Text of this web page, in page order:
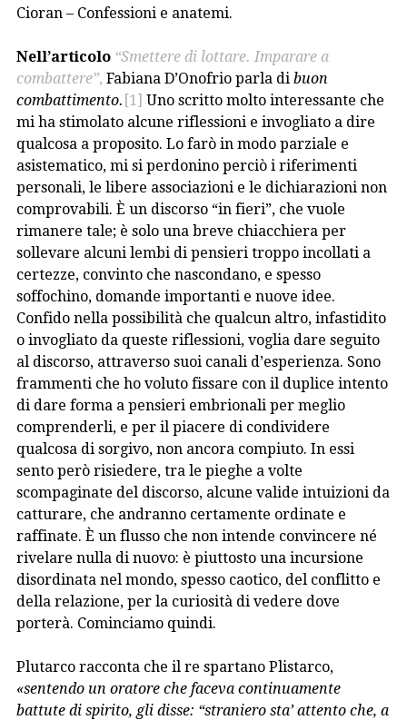
Cioran – Confessioni e anatemi.
Nell’articolo “Smettere di lottare. Imparare a
combattere”, Fabiana D’Onofrio parla di buon
combattimento. [1] Uno scritto molto interessante che
mi ha stimolato alcune riflessioni e invogliato a dire
qualcosa a proposito. Lo farò in modo parziale e
asistematico, mi si perdonino perciò i riferimenti
personali, le libere associazioni e le dichiarazioni non
comprovabili. È un discorso “in fieri”, che vuole
rimanere tale; è solo una breve chiacchiera per
sollevare alcuni lembi di pensieri troppo incollati a
certezze, convinto che nascondano, e spesso
soffochino, domande importanti e nuove idee.
Confido nella possibilità che qualcun altro, infastidito
o invogliato da queste riflessioni, voglia dare seguito
al discorso, attraverso suoi canali d’esperienza. Sono
frammenti che ho voluto fissare con il duplice intento
di dare forma a pensieri embrionali per meglio
comprenderli, e per il piacere di condividere
qualcosa di sorgivo, non ancora compiuto. In essi
sento però risiedere, tra le pieghe a volte
scompaginate del discorso, alcune valide intuizioni da
catturare, che andranno certamente ordinate e
raffinate. È un flusso che non intende convincere né
rivelare nulla di nuovo: è piuttosto una incursione
disordinata nel mondo, spesso caotico, del conflitto e
della relazione, per la curiosità di vedere dove
porterà. Cominciamo quindi.
Plutarco racconta che il re spartano Plistarco,
«sentendo un oratore che faceva continuamente
battute di spirito, gli disse: “straniero sta’ attento che, a